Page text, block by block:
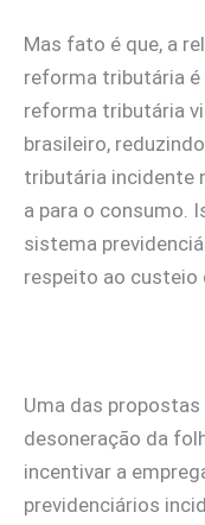
Mas fato é que, a
reforma tributária
reforma tributária
brasileiro,
tributária incidente
a para o consumo.
sistema
respeito ao custeio
Uma das
desoneração da
incentivar a
previdenciários